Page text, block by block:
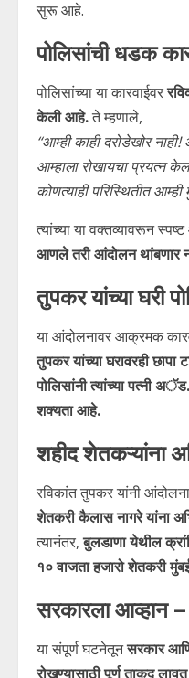
सुरू आहे.
पोलिसांची धडक
पोलिसांच्या या कारवाईवर
केली आहे.ते म्हणाले,
“आम्ही काही दरोडेखोर
आम्हाला रोखायचा प्रयत्न
कोणत्याही परिस्थितीत आम्ही
त्यांच्या या वक्तव्यावरून
आणले तरी आंदोलन थांबणार
तुपकर यांच्या घरी
या आंदोलनावर आक्रमक
तुपकर यांच्या घरावरही छापा
पोलिसांनी त्यांच्या पत्नी
शक्यता आहे.
शहीद शेतकऱ्यांना
रविकांत तुपकर यांनी
शेतकरी कैलास नागरे यांना
त्यानंतर,बुलडाणा येथील
१० वाजता हजारो शेतकरी
सरकारला आव्हान –
या संपूर्ण घटनेतूनसरकार
रोखण्यासाठी पूर्ण ताकद